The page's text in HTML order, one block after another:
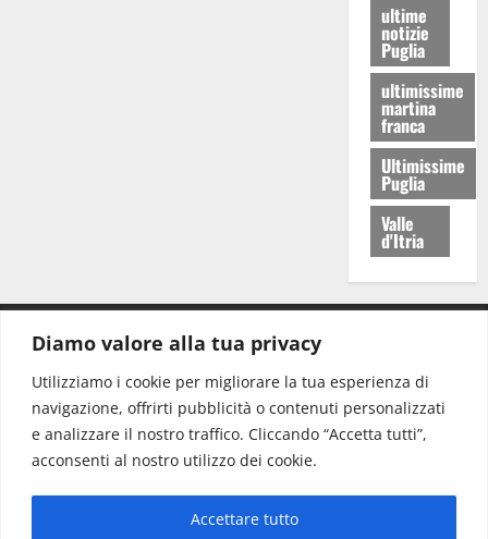
Diamo valore alla tua privacy
Utilizziamo i cookie per migliorare la tua esperienza di
navigazione, offrirti pubblicità o contenuti personalizzati
e analizzare il nostro traffico. Cliccando “Accetta tutti”,
acconsenti al nostro utilizzo dei cookie.
Accettare tutto
ultime
notizie
Puglia
ultimissime
martina
franca
Ultimissime
Puglia
Valle
d'Itria
Redazione: redazione@www.martinasera.it
Direttore:direttore@www.martinasera.it
Info & Commerciale:info@www.martinasera.it